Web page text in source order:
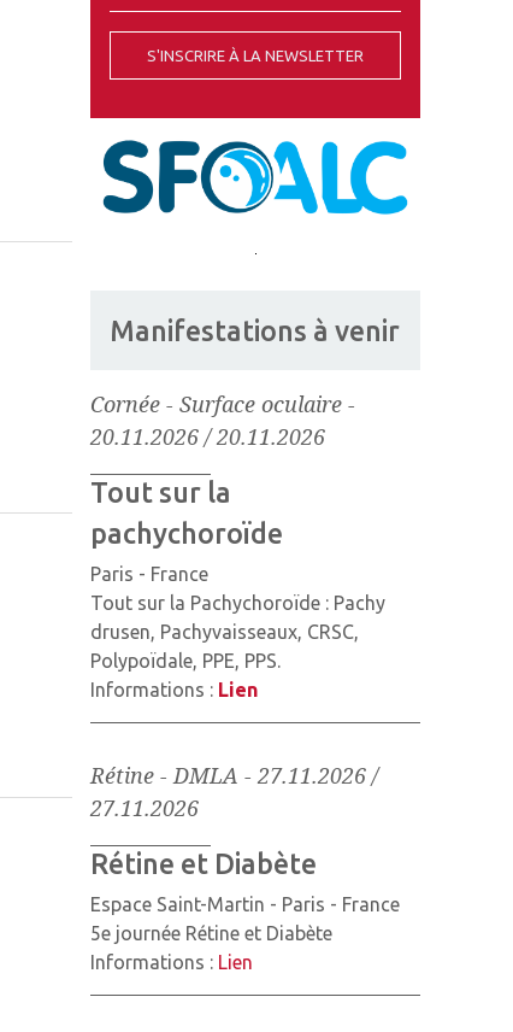
S'INSCRIRE À LA NEWSLETTER
Manifestations à venir
Cornée - Surface oculaire -
20.11.2026 / 20.11.2026
Tout sur la
pachychoroïde
Paris - France
Tout sur la Pachychoroïde : Pachy
drusen, Pachyvaisseaux, CRSC,
Polypoïdale, PPE, PPS.
Informations : Lien
Rétine - DMLA -27.11.2026 /
27.11.2026
Rétine et Diabète
Espace Saint-Martin - Paris - France
5e journée Rétine et Diabète
Informations : Lien